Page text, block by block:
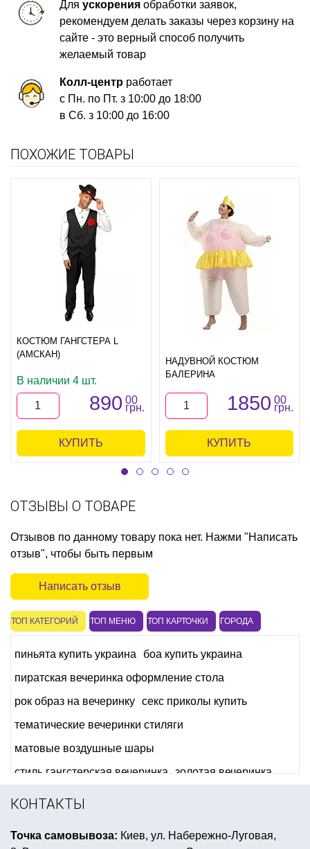
Дляускорения обработки заявок,
рекомендуем делать заказы через корзину на
сайте - это верный способ получить
желаемый товар
Колл-центр работает
с Пн. по Пт. з 10:00 до 18:00
в Сб. з 10:00 до 16:00
ПОХОЖИЕ ТОВАРЫ
КОСТЮМ ГАНГСТЕРА L
(АМСКАН)
В наличии 4 шт.
890 00
грн.
КУПИТЬ
НАДУВНОЙ КОСТЮМ
БАЛЕРИНА
1850 00
грн.
КУПИТЬ
ОТЗЫВЫ О ТОВАРЕ
Отзывов по данному товару пока нет. Нажми "Написать
отзыв", чтобы быть первым
Написать отзыв
ТОП КАТЕГОРИЙ ТОП МЕНЮ ТОП КАРТОЧКИ ГОРОДА
пиньята купить украина
боа купить украина
пиратская вечеринка оформление стола
рок образ на вечеринку секс приколы купить
тематические вечеринки стиляги
матовые воздушные шары
стиль гангстерская вечеринка золотая вечеринка
аксессуары для вечеринки в стиле диско
КОНТАКТЫ
Точка самовывоза: Киев, ул. Набережно-Луговая,